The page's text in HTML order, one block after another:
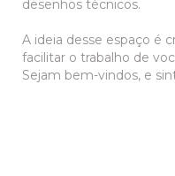
desenhos técnicos.
A ideia desse espaço é
facilitar o trabalho de
Sejam bem-vindos, e